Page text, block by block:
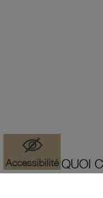
POURQUOI
Accessibilité